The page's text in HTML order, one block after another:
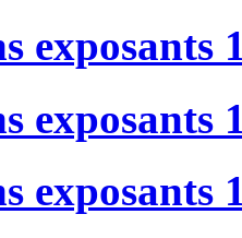
exposants
exposants
exposants